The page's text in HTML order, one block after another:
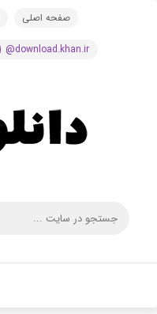
صفحه اصلی
@download.khan.ir